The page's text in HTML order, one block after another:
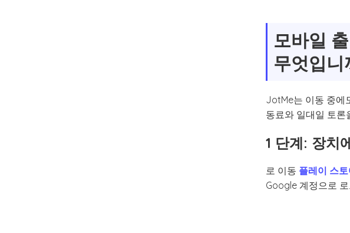
모바일
무엇입니
JotMe는 이동 중에
동료와 일대일 토
1 단계: 장치
로 이동 플레이 스토
Google 계정으로